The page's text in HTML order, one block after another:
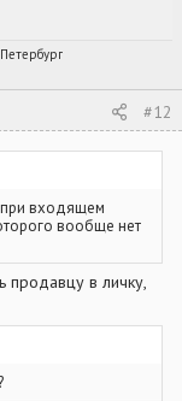
#12
при входящем
вообще нет
продавцу в личку,